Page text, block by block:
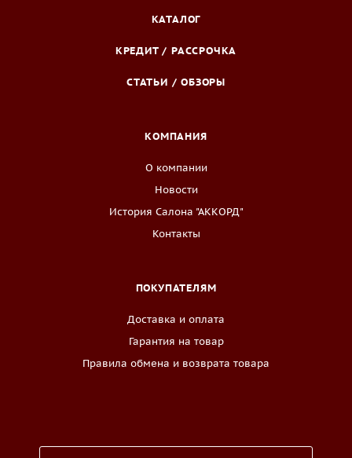
КАТАЛОГ
КРЕДИТ / РАССРОЧКА
СТАТЬИ / ОБЗОРЫ
КОМПАНИЯ
О компании
Новости
История Салона "АККОРД"
Контакты
ПОКУПАТЕЛЯМ
Доставка и оплата
Гарантия на товар
Правила обмена и возврата товара